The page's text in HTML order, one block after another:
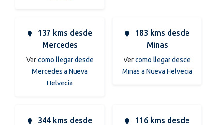
137 kms desde
Mercedes
Vercomo llegar desde
Mercedes a Nueva
Helvecia
183 kms desde
Minas
Vercomo llegar desde
Minas a Nueva Helvecia
344 kms desde
116 kms desde